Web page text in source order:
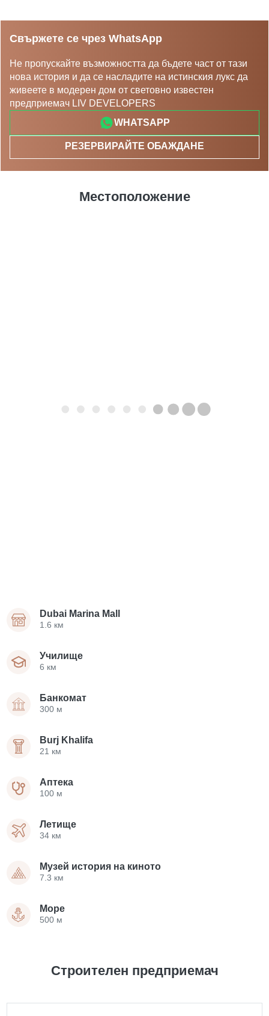
Свържете се чрез WhatsApp
Не пропускайте възможността да бъдете част от тази
нова история и да се насладите на истинския лукс да
живеете в модерен дом от световно известен
предприемач LIV DEVELOPERS
WHATSAPP
РЕЗЕРВИРАЙТЕ ОБАЖДАНЕ
Местоположение
Dubai Marina Mall
1.6 км
Училище
6 км
Банкомат
300 м
Burj Khalifa
21 км
Аптека
100 м
Летище
34 км
Музей история на киното
7.3 км
Море
500 м
Строителен предприемач